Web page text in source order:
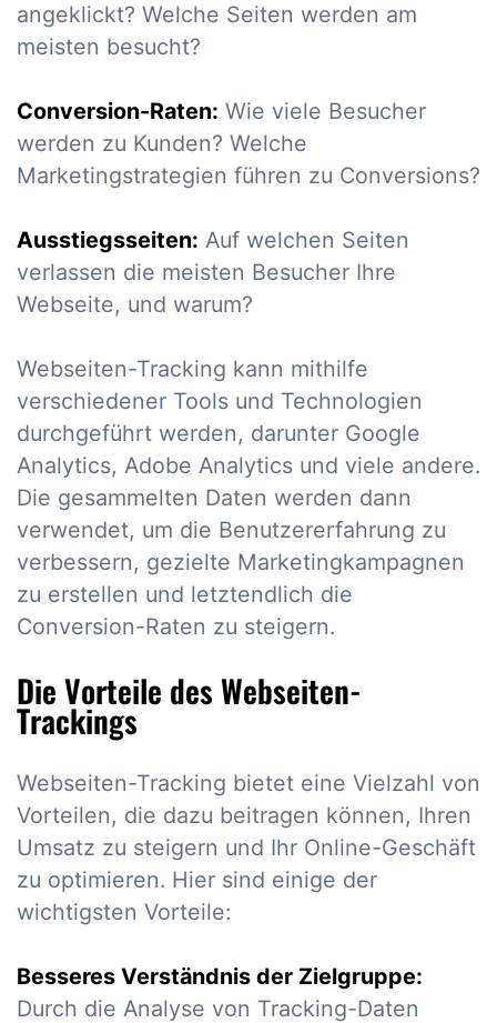
angeklickt? Welche Seiten werden am
meisten besucht?
Conversion-Raten: Wie viele Besucher
werden zu Kunden? Welche
Marketingstrategien führen zu Conversions?
Ausstiegsseiten: Auf welchen Seiten
verlassen die meisten Besucher Ihre
Webseite, und warum?
Webseiten-Tracking kann mithilfe
verschiedener Tools und Technologien
durchgeführt werden, darunter Google
Analytics, Adobe Analytics und viele andere.
Die gesammelten Daten werden dann
verwendet, um die Benutzererfahrung zu
verbessern, gezielte Marketingkampagnen
zu erstellen und letztendlich die
Conversion-Raten zu steigern.
Die Vorteile des Webseiten-
Trackings
Webseiten-Tracking bietet eine Vielzahl von
Vorteilen, die dazu beitragen können, Ihren
Umsatz zu steigern und Ihr Online-Geschäft
zu optimieren. Hier sind einige der
wichtigsten Vorteile:
Besseres Verständnis der Zielgruppe:
Durch die Analyse von Tracking-Daten